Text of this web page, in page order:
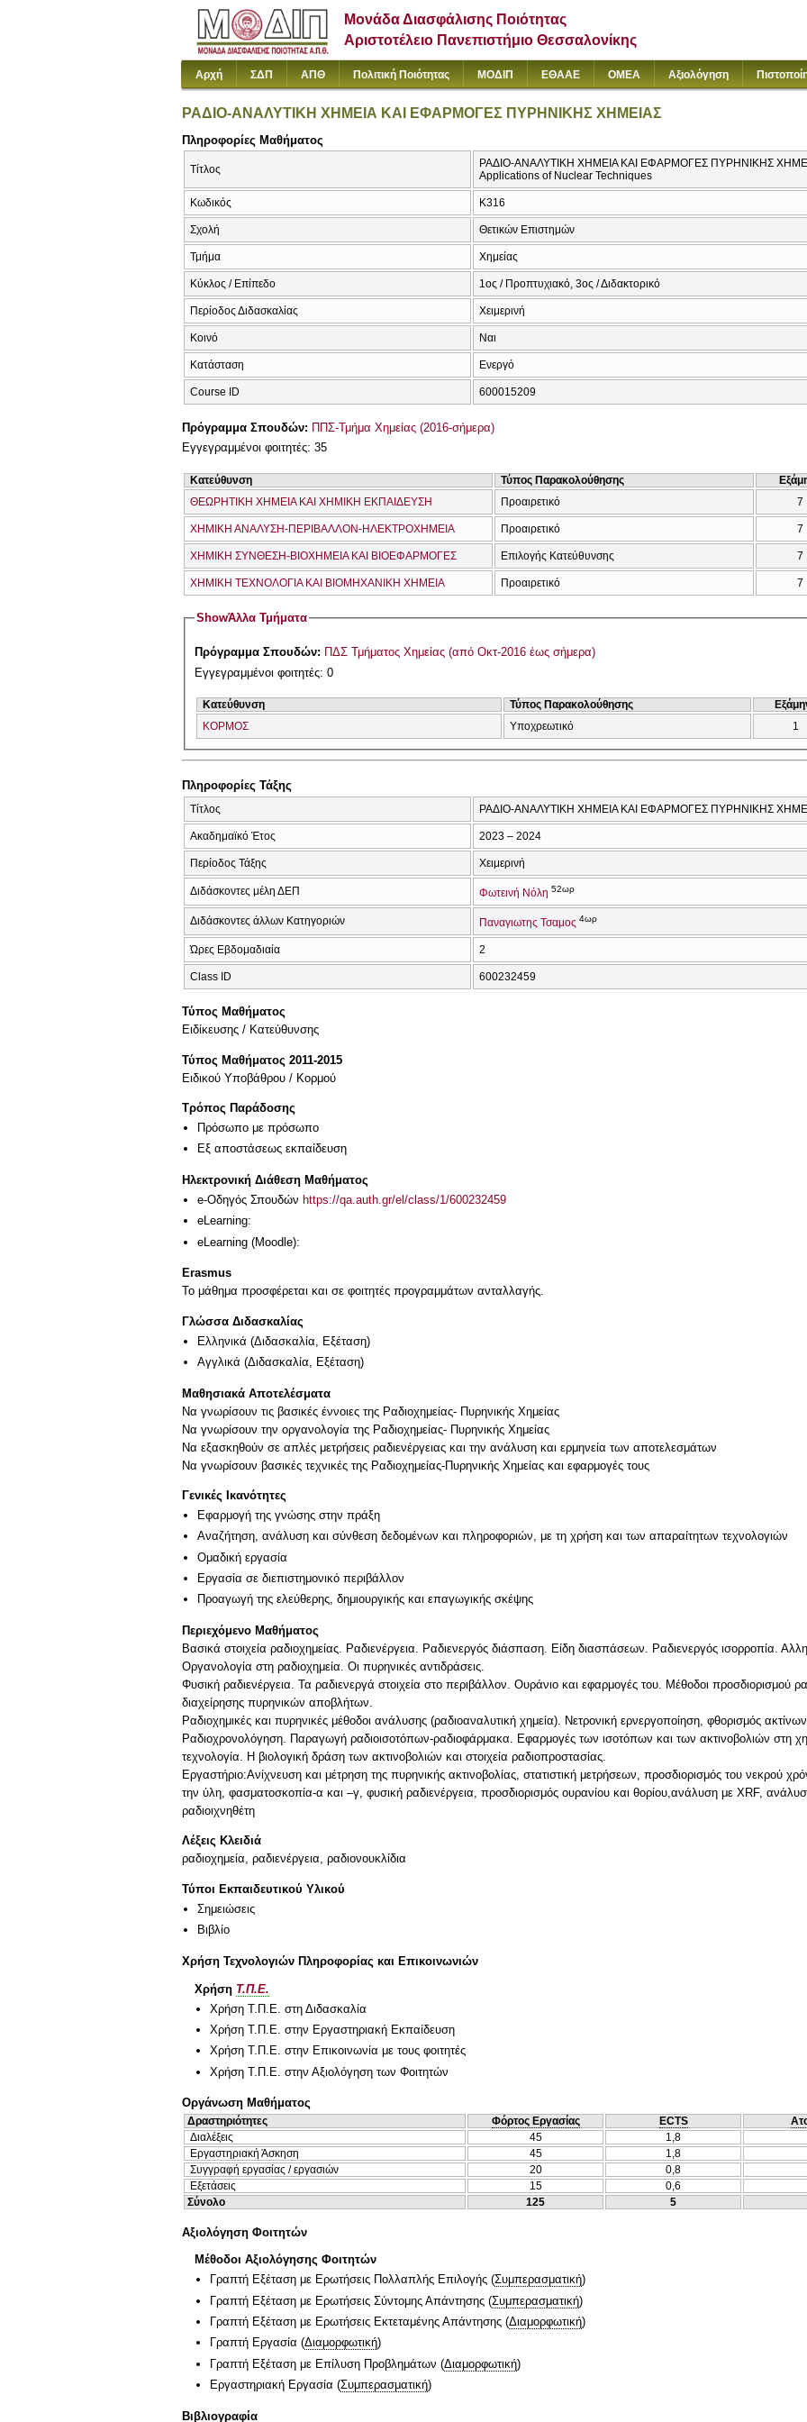
Μονάδα Διασφάλισης Ποιότητας
Αριστοτέλειο Πανεπιστήμιο Θεσσαλονίκης
Αρχή ΣΔΠ ΑΠΘ Πολιτική Ποιότητας ΜΟΔΙΠ ΕΘΑΑΕ ΟΜΕΑ Αξιολόγηση
ΡΑΔΙΟ-ΑΝΑΛΥΤΙΚΗ ΧΗΜΕΙΑ ΚΑΙ ΕΦΑΡΜΟΓΕΣ ΠΥΡΗΝΙΚΗΣ ΧΗΜΕΙΑΣ
Πληροφορίες Μαθήματος
Τίτλος
ΡΑΔΙΟ-ΑΝΑΛΥΤΙΚΗ ΧΗΜΕΙΑ ΚΑΙ ΕΦΑΡΜΟΓΕΣ ΠΥΡΗΝΙΚΗΣ
Applications of Nuclear Techniques
Κωδικός Κ316
Σχολή Θετικών Επιστημών
Τμήμα Χημείας
Κύκλος / Επίπεδο 1ος / Προπτυχιακό, 3ος / Διδακτορικό
Περίοδος Διδασκαλίας Χειμερινή
Κοινό Ναι
Κατάσταση Ενεργό
Course ID 600015209
Πρόγραμμα Σπουδών: ΠΠΣ-Τμήμα Χημείας (2016-σήμερα)
Εγγεγραμμένοι φοιτητές: 35
Κατεύθυνση Τύπος Παρακολούθησης
ΘΕΩΡΗΤΙΚΗ ΧΗΜΕΙΑ ΚΑΙ ΧΗΜΙΚΗ ΕΚΠΑΙΔΕΥΣΗ
Προαιρετικό 7
ΧΗΜΙΚΗ ΑΝΑΛΥΣΗ-ΠΕΡΙΒΑΛΛΟΝ-ΗΛΕΚΤΡΟΧΗΜΕΙΑ Προαιρετικό 7
ΧΗΜΙΚΗ ΣΥΝΘΕΣΗ-ΒΙΟΧΗΜΕΙΑ ΚΑΙ ΒΙΟΕΦΑΡΜΟΓΕΣ Επιλογής Κατεύθυνσης 7
ΧΗΜΙΚΗ ΤΕΧΝΟΛΟΓΙΑ ΚΑΙ ΒΙΟΜΗΧΑΝΙΚΗ ΧΗΜΕΙΑ Προαιρετικό 7
ShowΆλλα Τμήματα
Πρόγραμμα Σπουδών: ΠΔΣ Τμήματος Χημείας (από Οκτ-2016 έως σήμερα)
Εγγεγραμμένοι φοιτητές: 0
Κατεύθυνση Τύπος Παρακολούθησης
ΚΟΡΜΟΣ
Υποχρεωτικό 1
Πληροφορίες Τάξης
Τίτλος ΡΑΔΙΟ-ΑΝΑΛΥΤΙΚΗ ΧΗΜΕΙΑ ΚΑΙ ΕΦΑΡΜΟΓΕΣ ΠΥΡΗΝΙΚΗΣ
Ακαδημαϊκό Έτος 2023 – 2024
Περίοδος Τάξης Χειμερινή
Διδάσκοντες μέλη ΔΕΠ Φωτεινή Νόλη 52ωρ
Διδάσκοντες άλλων Κατηγοριών Παναγιωτης Τσαμος 4ωρ
Ώρες Εβδομαδιαία 2
Class ID 600232459
Τύπος Μαθήματος
Eιδίκευσης / Kατεύθυνσης
Τύπος Μαθήματος 2011-2015
Ειδικού Υποβάθρου / Κορμού
Τρόπος Παράδοσης
Πρόσωπο με πρόσωπο
Eξ απoστάσεως εκπαίδευση
Ηλεκτρονική Διάθεση Μαθήματος
e-Οδηγός Σπουδών https://qa.auth.gr/el/class/1/600232459
eLearning:
eLearning (Moodle):
Erasmus
Το μάθημα προσφέρεται και σε φοιτητές προγραμμάτων ανταλλαγής.
Γλώσσα Διδασκαλίας
Ελληνικά (Διδασκαλία, Εξέταση)
Αγγλικά (Διδασκαλία, Εξέταση)
Μαθησιακά Αποτελέσματα
Να γνωρίσουν τις βασικές έννοιες της Ραδιοχημείας- Πυρηνικής Χημείας
Να γνωρίσουν την οργανολογία της Ραδιοχημείας- Πυρηνικής Χημείας
Να εξασκηθούν σε απλές μετρήσεις ραδιενέργειας και την ανάλυση και ερμηνεία των αποτελεσμάτων
Γενικές Ικανότητες
Εφαρμογή της γνώσης στην πράξη
Αναζήτηση, ανάλυση και σύνθεση δεδομένων και πληροφοριών, με τη χρήση και των απαραίτητων τεχνολογιών
Ομαδική εργασία
Εργασία σε διεπιστημονικό περιβάλλον
Προαγωγή της ελεύθερης, δημιουργικής και επαγωγικής σκέψης
Περιεχόμενο Μαθήματος
Βασικά στοιχεία ραδιοχημείας. Ραδιενέργεια. Ραδιενεργός διάσπαση. Είδη διασπάσεων. Ραδιενεργός ισορροπία.
Οργανολογία στη ραδιοχημεία. Οι πυρηνικές αντιδράσεις.
Φυσική ραδιενέργεια. Τα ραδιενεργά στοιχεία στο περιβάλλον. Ουράνιο και εφαρμογές του. Μέθοδοι προσδιορισμού
διαχείρησης πυρηνικών αποβλήτων.
Ραδιοχημικές και πυρηνικές μέθοδοι ανάλυσης (ραδιοαναλυτική χημεία). Νετρονική ερνεργοποίηση, φθορισμός
Ραδιοχρονολόγηση. Παραγωγή ραδιοισοτόπων-ραδιοφάρμακα. Εφαρμογές των ισοτόπων και των ακτινοβολιών στη
τεχνολογία. Η βιολογική δράση των ακτινοβολιών και στοιχεία ραδιοπροστασίας.
Εργαστήριο:Ανίχνευση και μέτρηση της πυρηνικής ακτινοβολίας, στατιστική μετρήσεων, προσδιορισμός του νεκρού
την ύλη, φασματοσκοπία-α και –γ, φυσική ραδιενέργεια, προσδιορισμός ουρανίου και θορίου,ανάλυση με XRF,
Λέξεις Κλειδιά
ραδιοχημεία, ραδιενέργεια, ραδιονουκλίδια
Τύποι Εκπαιδευτικού Υλικού
Σημειώσεις
Βιβλίο
Χρήση Τεχνολογιών Πληροφορίας και Επικοινωνιών
Χρήση Τ.Π.Ε.
Χρήση Τ.Π.Ε. στη Διδασκαλία
Χρήση Τ.Π.Ε. στην Εργαστηριακή Εκπαίδευση
Χρήση Τ.Π.Ε. στην Επικοινωνία με τους φοιτητές
Χρήση Τ.Π.Ε. στην Αξιολόγηση των Φοιτητών
Οργάνωση Μαθήματος
Δραστηριότητες Φόρτος Εργασίας ECTS
Διαλέξεις
45
1,8
Εργαστηριακή Άσκηση
45
1,8
Συγγραφή εργασίας / εργασιών
20
0,8
Εξετάσεις
15
0,6
Σύνολο
125 5
Αξιολόγηση Φοιτητών
Μέθοδοι Αξιολόγησης Φοιτητών
Γραπτή Εξέταση με Ερωτήσεις Πολλαπλής Επιλογής (Συμπερασματική)
Γραπτή Εξέταση με Ερωτήσεις Σύντομης Απάντησης (Συμπερασματική)
Γραπτή Εξέταση με Ερωτήσεις Εκτεταμένης Απάντησης (Διαμορφωτική)
Γραπτή Εργασία (Διαμορφωτική)
Γραπτή Εξέταση με Επίλυση Προβλημάτων (Διαμορφωτική)
Εργαστηριακή Εργασία (Συμπερασματική)
Βιβλιογραφία